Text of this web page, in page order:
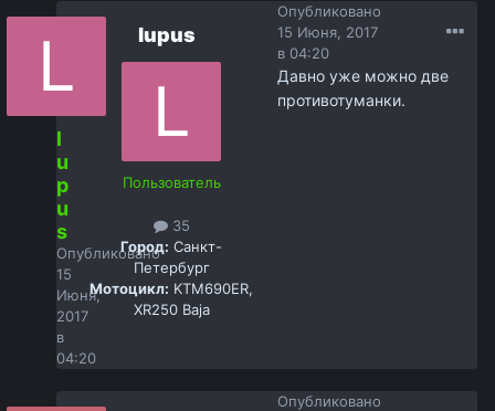
l
u
p
u
s
Опубликовано
15
Июня,
2017
в
04:20
lupus
Пользователь
35
Город: Санкт-
Петербург
Мотоцикл: KTM690ER,
XR250 Baja
Опубликовано
15 Июня, 2017
в 04:20
Давно уже можно две
противотуманки.
Опубликовано